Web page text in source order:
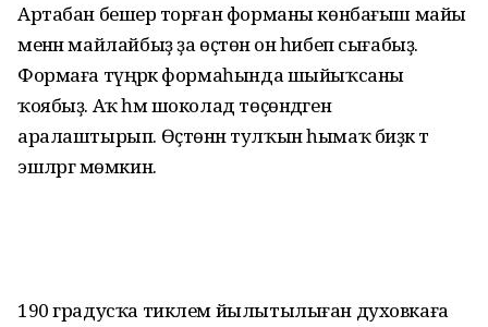
Артабан бешерә торған форманы көнбағыш майы
менән майлайбыҙ ҙа өҫтөнә он һибеп сығабыҙ.
Формаға түңәрәк формаһында шыйыҡсаны
ҡоябыҙ. Аҡ һәм шоколад төҫөндәген
аралаштырып. Өҫтөнән тулҡын һымаҡ биҙәк тә
эшләргә мөмкин.
190 градусҡа тиклем йылытылыған духовкаға